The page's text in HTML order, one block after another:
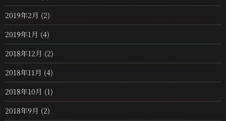
2019年2月 (2)
2019年1月 (4)
2018年12月 (2)
2018年11月 (4)
2018年10月 (1)
2018年9月 (2)